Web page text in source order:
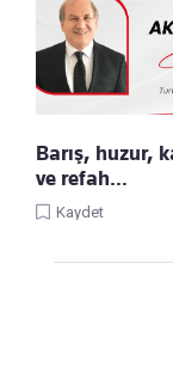
Barış, huzur,
ve refah…
Kaydet